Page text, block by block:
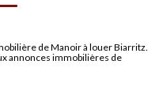
de Manoir à louer Biarritz.
annonces immobilières de